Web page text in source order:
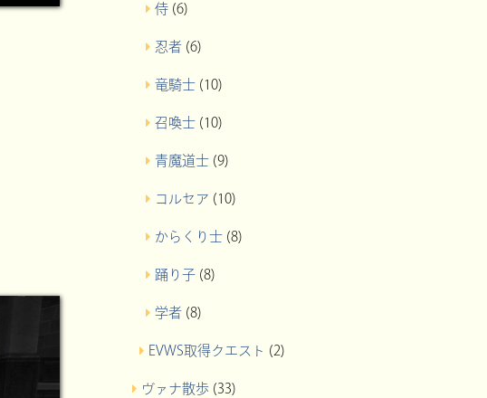
侍 (6)
忍者 (6)
竜騎士 (10)
召喚士 (10)
青魔道士 (9)
コルセア (10)
からくり士 (8)
踊り子 (8)
学者 (8)
EVWS取得クエスト (2)
ヴァナ散歩 (33)